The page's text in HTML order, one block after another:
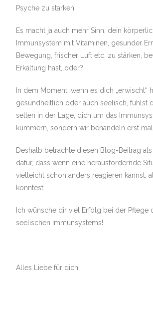
Psyche zu stärken.
Es macht ja auch mehr Sinn, dein
Immunsystem mit Vitaminen, gesunder
Bewegung, frischer Luft etc. zu stärken,
Erkältung hast, oder?
In dem Moment, wenn es dich „erwischt“
gesundheitlich oder auch seelisch, fühlst
selten in der Lage, dich um das
kümmern, sondern wir behandeln erst
Deshalb betrachte diesen Blog-Beitrag
dafür, dass wenn eine herausfordernde
vielleicht schon anders reagieren kannst,
konntest.
Ich wünsche dir viel Erfolg bei der Pflege
seelischen Immunsystems!
Alles Liebe für dich!